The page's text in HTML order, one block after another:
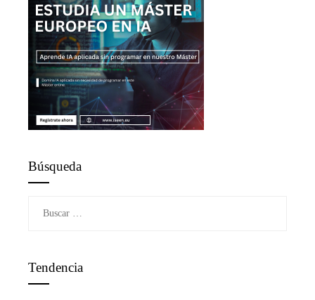
Búsqueda
Tendencia